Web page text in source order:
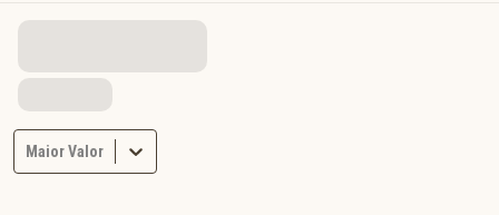
Maior Valor